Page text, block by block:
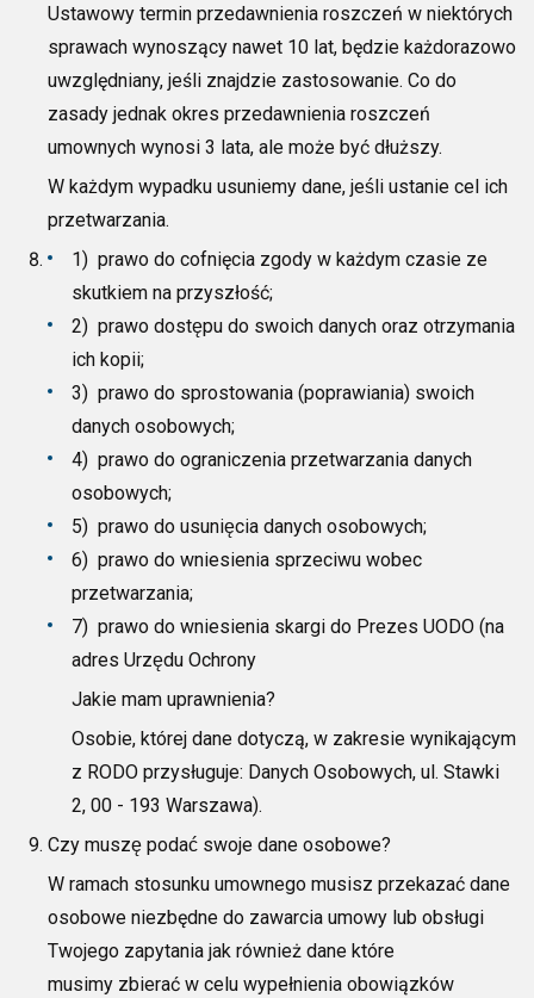
Ustawowy termin przedawnienia roszczeń w niektórych
sprawach wynoszący nawet 10 lat, będzie każdorazowo
uwzględniany, jeśli znajdzie zastosowanie. Co do
zasady jednak okres przedawnienia roszczeń
umownych wynosi 3 lata, ale może być dłuższy.
W każdym wypadku usuniemy dane, jeśli ustanie cel ich
przetwarzania.
1) prawo do cofnięcia zgody w każdym czasie ze
skutkiem na przyszłość;
2) prawo dostępu do swoich danych oraz otrzymania
ich kopii;
3) prawo do sprostowania (poprawiania) swoich
danych osobowych;
4) prawo do ograniczenia przetwarzania danych
osobowych;
5) prawo do usunięcia danych osobowych;
6) prawo do wniesienia sprzeciwu wobec
przetwarzania;
7) prawo do wniesienia skargi do Prezes UODO (na
adres Urzędu Ochrony
Jakie mam uprawnienia?
Osobie, której dane dotyczą, w zakresie wynikającym
z RODO przysługuje: Danych Osobowych, ul. Stawki
2, 00 - 193 Warszawa).
Czy muszę podać swoje dane osobowe?
W ramach stosunku umownego musisz przekazać dane
osobowe niezbędne do zawarcia umowy lub obsługi
Twojego zapytania jak również dane które
musimy zbierać w celu wypełnienia obowiązków